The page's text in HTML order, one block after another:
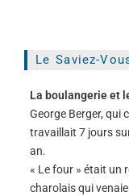
Le Saviez-
La boulangerie et
George Berger, qui
travaillait 7 jours
an.
« Le four » était un
charolais qui